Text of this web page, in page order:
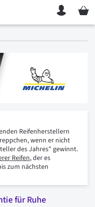
Mein
Reifenherstellern
wenn er nicht
des Jahres" gewinnt.
Reifen, der es
zum nächsten
für Ruhe